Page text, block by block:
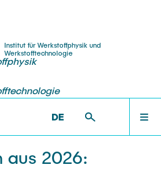
Institut für Werkstoffphysik und
Werkstofftechnologie
DE
LEHRE
>2026
aus 2026: